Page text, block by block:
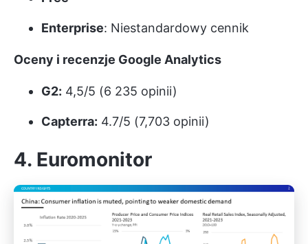
Enterprise: Niestandardowy cennik
Oceny i recenzje Google Analytics
G2: 4,5/5 (6 235 opinii)
Capterra: 4.7/5 (7,703 opinii)
4. Euromonitor